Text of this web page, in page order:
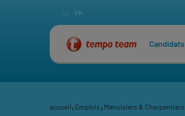
Candidats
NL FR
accueil Emplois Menuisiers & Charpentiers